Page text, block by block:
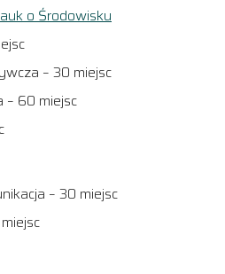
o Środowisku
– 30 miejsc
– 60 miejsc
– 30 miejsc